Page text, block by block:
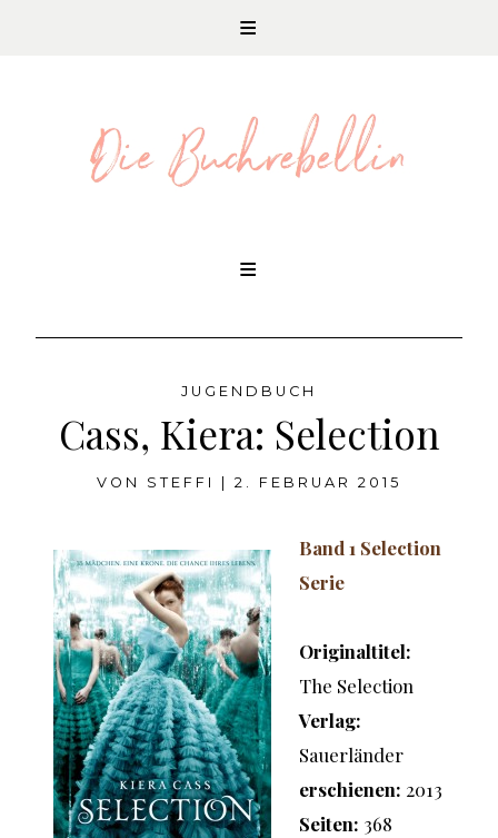
JUGENDBUCH
Cass, Kiera: Selection
VON STEFFI 2. FEBRUAR 2015
Band 1 Selection
Serie
Originaltitel:
The Selection
Verlag:
Sauerländer
erschienen: 2013
Seiten: 368